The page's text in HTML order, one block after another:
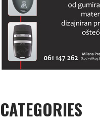
CATEGORIES